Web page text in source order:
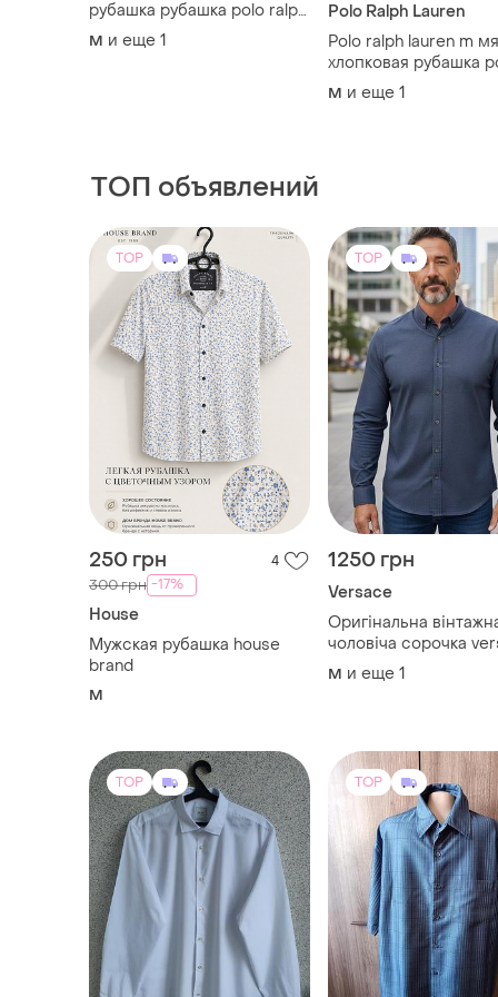
250 грн
300 грн -17%
Мужская рубашка house
brand
M
TOP
1250 грн
Versace
Оригінальна
чоловіча сорочка
versace,
made in italy.
и еще
TOP
297 грн
345 грн -14%
Next
Рубашка мужская мужчины
TOP
313 грн
330 грн
распродажа до 10 авг.
BHS